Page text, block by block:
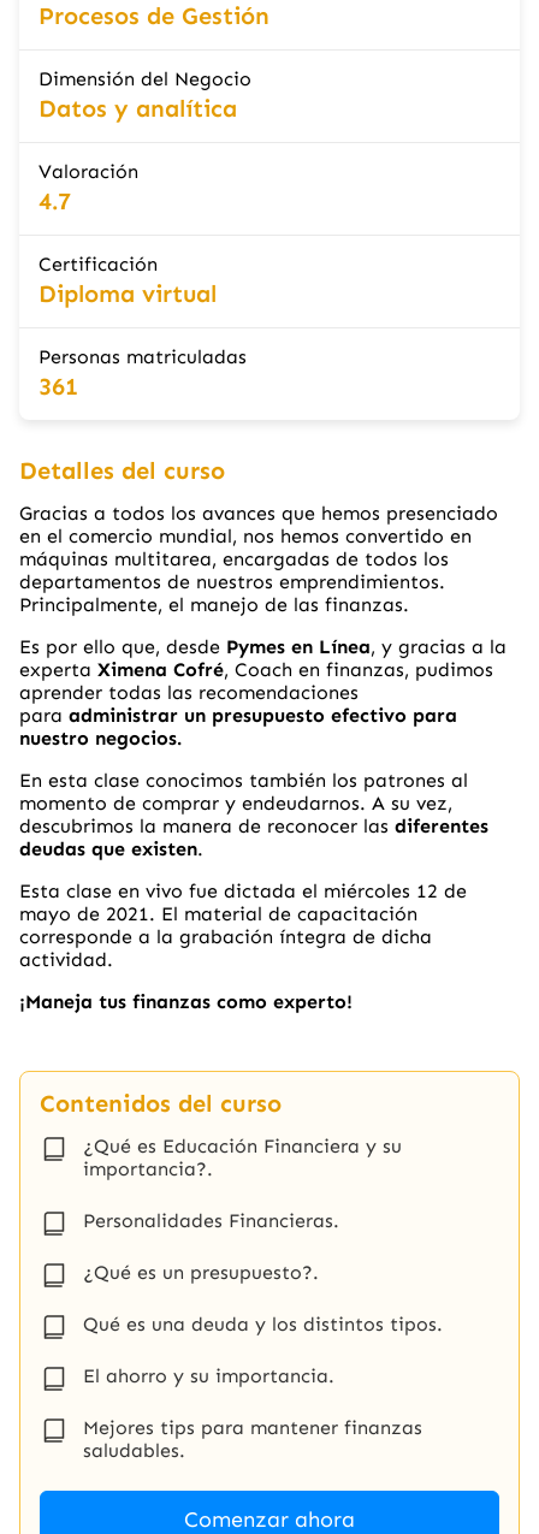
Procesos de Gestión
Dimensión del Negocio
Datos y analítica
Valoración
4.7
Certificación
Diploma virtual
Personas matriculadas
361
Detalles del curso
Gracias a todos los avances que hemos presenciado
en el comercio mundial, nos hemos convertido en
máquinas multitarea, encargadas de todos los
departamentos de nuestros emprendimientos.
Principalmente, el manejo de las finanzas.
Es por ello que, desde Pymes en Línea, y gracias a la
experta Ximena Cofré, Coach en finanzas, pudimos
aprender todas las recomendaciones
para administrar un presupuesto efectivo para
nuestro negocios.
En esta clase conocimos también los patrones al
momento de comprar y endeudarnos. A su vez,
descubrimos la manera de reconocer las diferentes
deudas que existen.
Esta clase en vivo fue dictada el miércoles 12 de
mayo de 2021. El material de capacitación
corresponde a la grabación íntegra de dicha
actividad.
¡Maneja tus finanzas como experto!
Contenidos del curso
¿Qué es Educación Financiera y su
importancia?.
Personalidades Financieras.
¿Qué es un presupuesto?.
Qué es una deuda y los distintos tipos.
El ahorro y su importancia.
Mejores tips para mantener finanzas
saludables.
Comenzar ahora